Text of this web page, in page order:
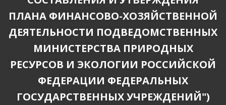
ПЛАНА ФИНАНСОВО-ХОЗЯЙСТВЕННОЙ
ДЕЯТЕЛЬНОСТИ ПОДВЕДОМСТВЕННЫХ
МИНИСТЕРСТВА ПРИРОДНЫХ
РЕСУРСОВ И ЭКОЛОГИИ РОССИЙСКОЙ
ФЕДЕРАЦИИ ФЕДЕРАЛЬНЫХ
ГОСУДАРСТВЕННЫХ УЧРЕЖДЕНИЙ")